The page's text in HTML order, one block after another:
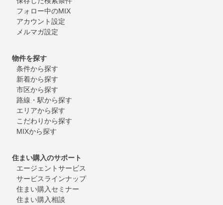
フォロー中のMIX
アカウント設定
メルマガ設定
物件を探す
条件から探す
新着から探す
市区から探す
路線・駅から探す
エリアから探す
こだわりから探す
MIXから探す
住まい購入のサポート
エージェントサービス
サービスラインナップ
住まい購入セミナー
住まい購入相談